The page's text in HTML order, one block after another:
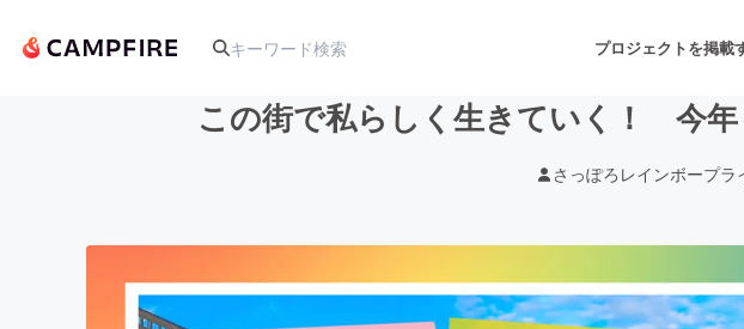
プロジェクトを掲載
アート・写真 音楽
この街で私らしく生きていく！ 今
さっぽろレインボープラ